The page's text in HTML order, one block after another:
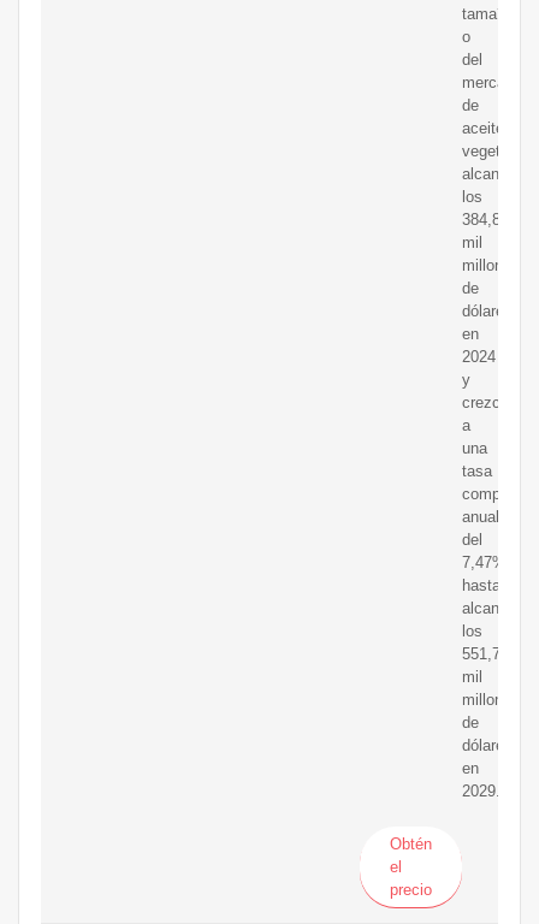
tama?
o
del
mercado
de
aceites
vegetales
alcance
los
384,89
mil
millones
de
dólares
en
2024
y
crezca
a
una
tasa
compuesta
anual
del
7,47%
hasta
alcanzar
los
551,79
mil
millones
de
dólares
en
2029.
Obtén
el
precio